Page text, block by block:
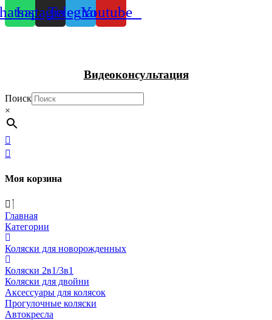
InstagramTelegramYoutube
Видеоконсультация
Поиск
×
Моя корзина
Главная
Категории
Коляски для новорожденных
Коляски 2в1/3в1
Коляски для двойни
Аксессуары для колясок
Прогулочные коляски
Автокресла